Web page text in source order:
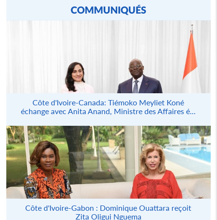
COMMUNIQUÉS
Côte d'Ivoire-Canada: Tiémoko Meyliet Koné
échange avec Anita Anand, Ministre des Affaires é...
Côte d'Ivoire-Gabon : Dominique Ouattara reçoit
Zita Oligui Nguema